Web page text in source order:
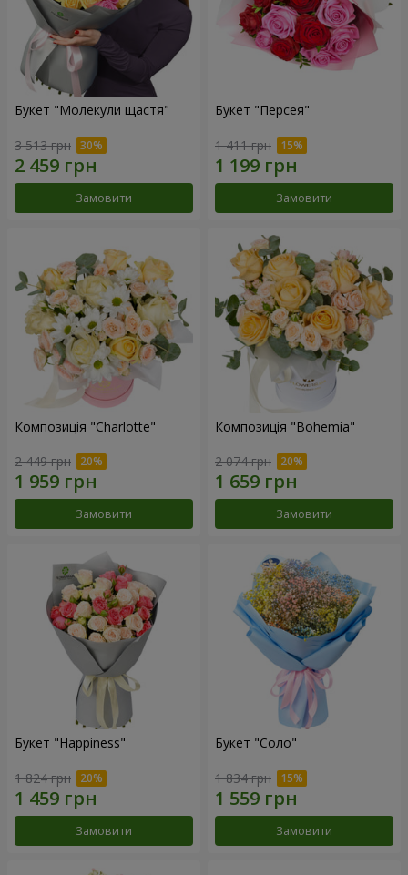
Букет "Молекули щастя"
3 513 грн
Замовити
Букет "Персея"
1 411 грн
Замовити
Композиція "Charlotte"
2 449 грн
Замовити
Композиція "Bohemia"
2 074 грн
Замовити
Букет "Happiness"
1 824 грн
Замовити
Букет "Соло"
1 834 грн
Замовити